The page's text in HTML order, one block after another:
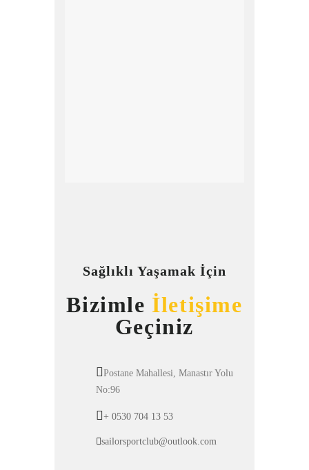
Sağlıklı Yaşamak İçin
Bizimle İletişime
Geçiniz
Postane Mahallesi, Manastır Yolu
No:96
+ 0530 704 13 53
sailorsportclub@outlook.com